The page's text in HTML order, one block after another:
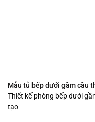
Mẫu tủ bếp dưới gầm cầu
Thiết kế phòng bếp dưới
tạo